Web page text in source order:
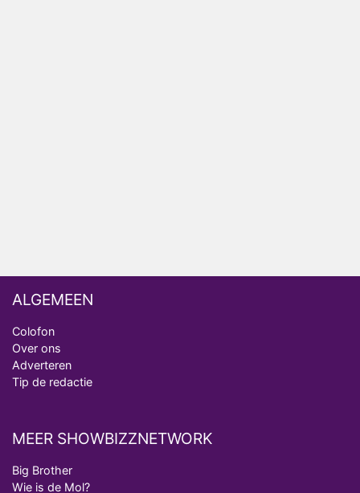
ALGEMEEN
Colofon
Over ons
Adverteren
Tip de redactie
MEER SHOWBIZZNETWORK
Big Brother
Wie is de Mol?